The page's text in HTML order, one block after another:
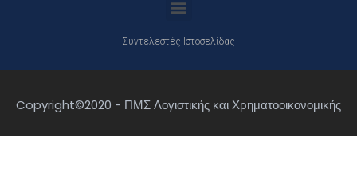
Συντελεστές Ιστοσελίδας
Copyright©2020 - ΠΜΣ Λογιστικής και Χρηματοοικονομικής